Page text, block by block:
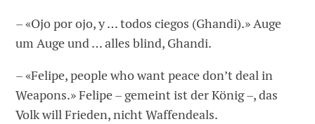
– «Ojo por ojo, y … todos ciegos (Ghandi).» Auge
um Auge und … alles blind, Ghandi.
– «Felipe, people who want peace don’t deal in
Weapons.» Felipe – gemeint ist der König –, das
Volk will Frieden, nicht Waffendeals.